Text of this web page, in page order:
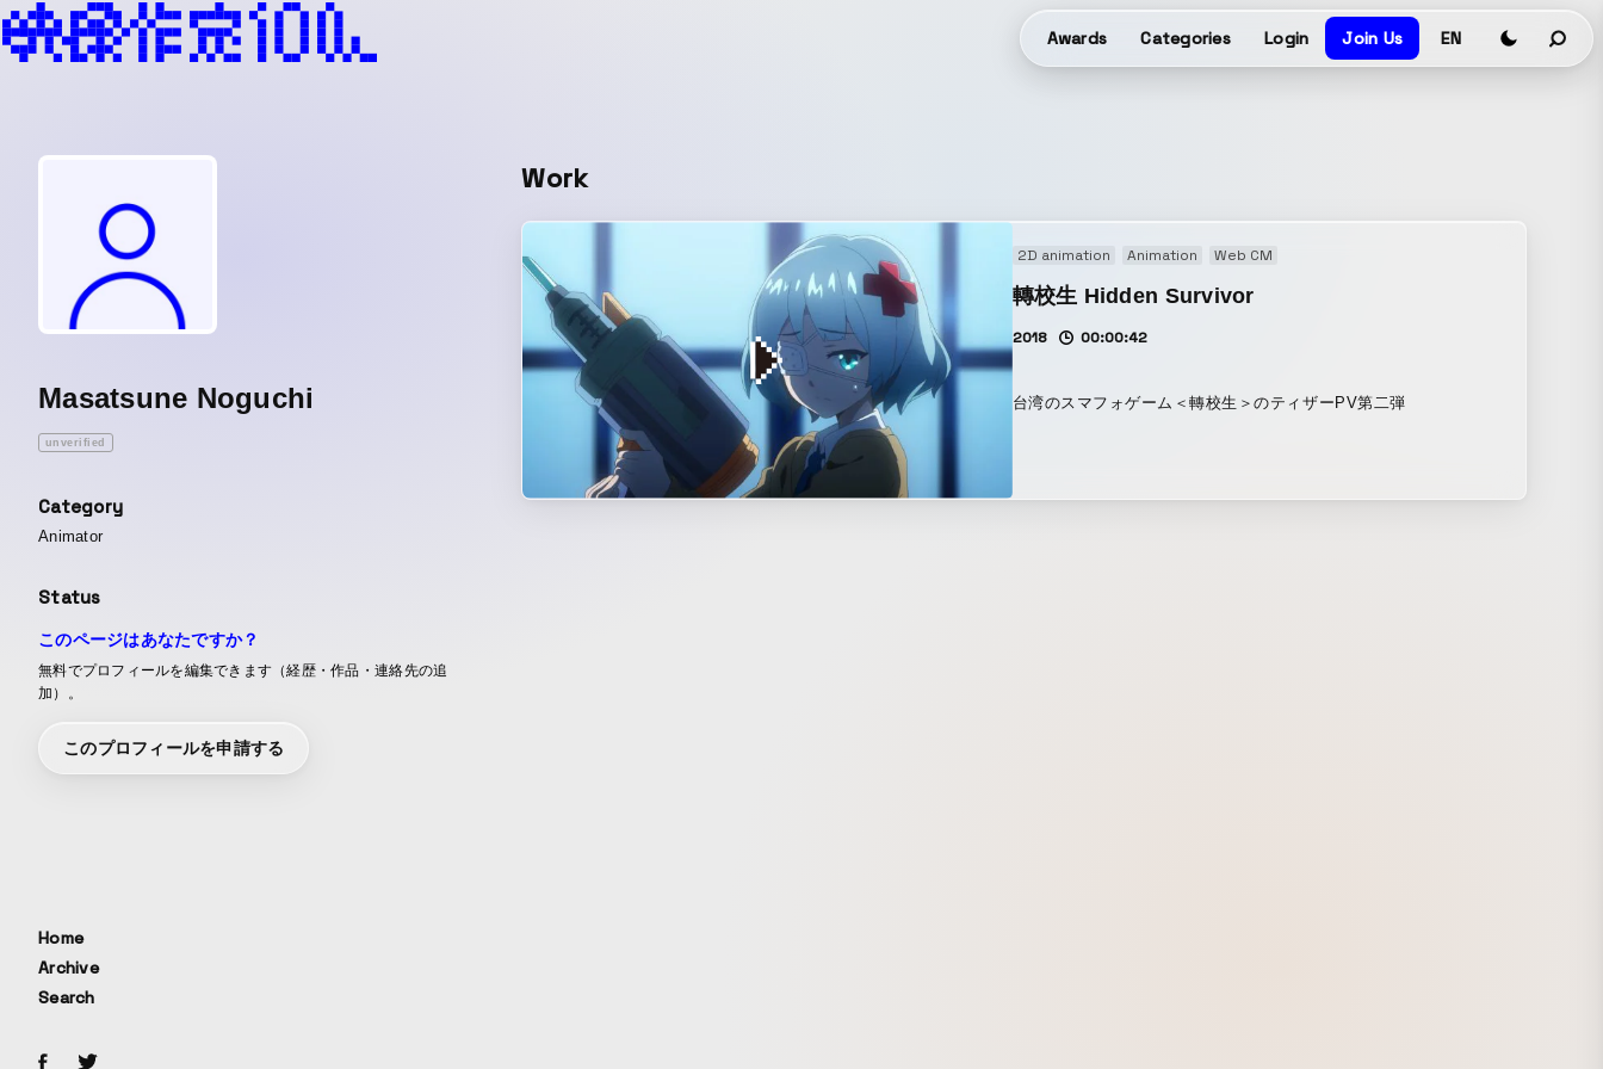
Awards Categories Login Join Us EN
Masatsune Noguchi
unverified
Category
Animator
Status
このページはあなたですか？
無料でプロフィールを編集できます（経歴・作品・連絡先の追
加）。
このプロフィールを申請する
Work
2D animation Animation Web CM
轉校生 Hidden Survivor
2018 00:00:42
台湾のスマフォゲーム＜轉校生＞のティザーPV第二弾
Home
Archive
Search